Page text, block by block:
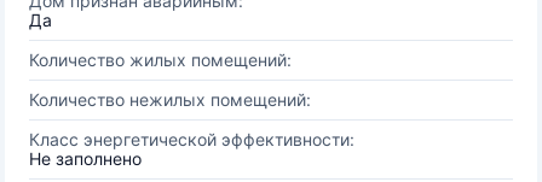
Да
Количество жилых помещений:
Количество нежилых помещений:
Класс энергетической эффективности:
Не заполнено